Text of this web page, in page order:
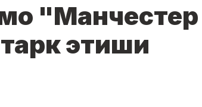
"Манчестер
этиши